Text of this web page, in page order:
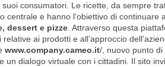
consumatori. Le ricette, da sempre
centrale e hanno l'obiettivo di continuare
dessert e pizze. Attraverso questa
ai prodotti e all’approccio
www.company.cameo.it/, nuovo punto di
un dialogo virtuale con i cittadini. Il sito